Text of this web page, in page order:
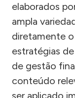
elaborados
ampla
diretamente
estratégias
de gestão
conteúdo